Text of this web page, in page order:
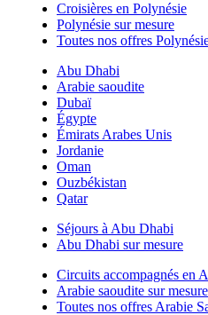
Croisières en Polynésie
Polynésie sur mesure
Toutes nos offres
Abu Dhabi
Arabie saoudite
Dubaï
Égypte
Émirats Arabes Unis
Jordanie
Oman
Ouzbékistan
Qatar
Séjours à Abu Dhabi
Abu Dhabi sur mesure
Circuits accompagnés en
Arabie saoudite sur mesure
Toutes nos offres Arabie